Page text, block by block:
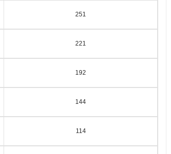
251
221
192
144
114